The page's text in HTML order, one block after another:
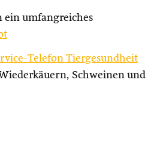
ein umfangreiches
Telefon Tiergesundheit
Schweinen und